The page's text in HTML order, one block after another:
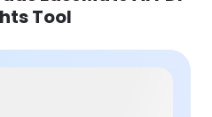
Tool